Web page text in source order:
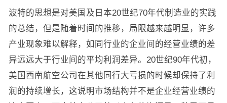
波特的思想是对美国及日本20世纪70年代制造业的实践
的总结，但是随着时间的推移，局限越来越明显，许多
产业现象难以解释，如同行业的企业间的经营业绩的差
异远远大于行业间的平均利润差异。20世纪90年代初，
美国西南航空公司在其他同行大亏损的时候却保持了利
润的持续增长，这说明市场结构并不是企业经营业绩的